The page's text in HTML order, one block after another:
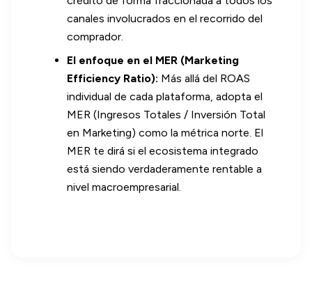
canales involucrados en el recorrido del
comprador.
El enfoque en el MER (Marketing
Efficiency Ratio): Más allá del ROAS
individual de cada plataforma, adopta el
MER (Ingresos Totales / Inversión Total
en Marketing) como la métrica norte. El
MER te dirá si el ecosistema integrado
está siendo verdaderamente rentable a
nivel macroempresarial.